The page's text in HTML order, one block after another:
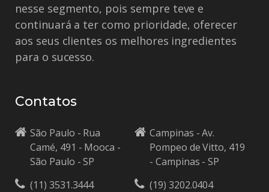
nesse segmento, pois sempre teve e
continuará a ter como prioridade, oferecer
aos seus clientes os melhores ingredientes
para o sucesso.
Contatos
São Paulo - Rua
Camé, 491 - Mooca -
São Paulo - SP
(11) 3531.3444
Campinas - Av.
Pompeo de Vitto, 419
- Campinas - SP
(19) 3202.0404